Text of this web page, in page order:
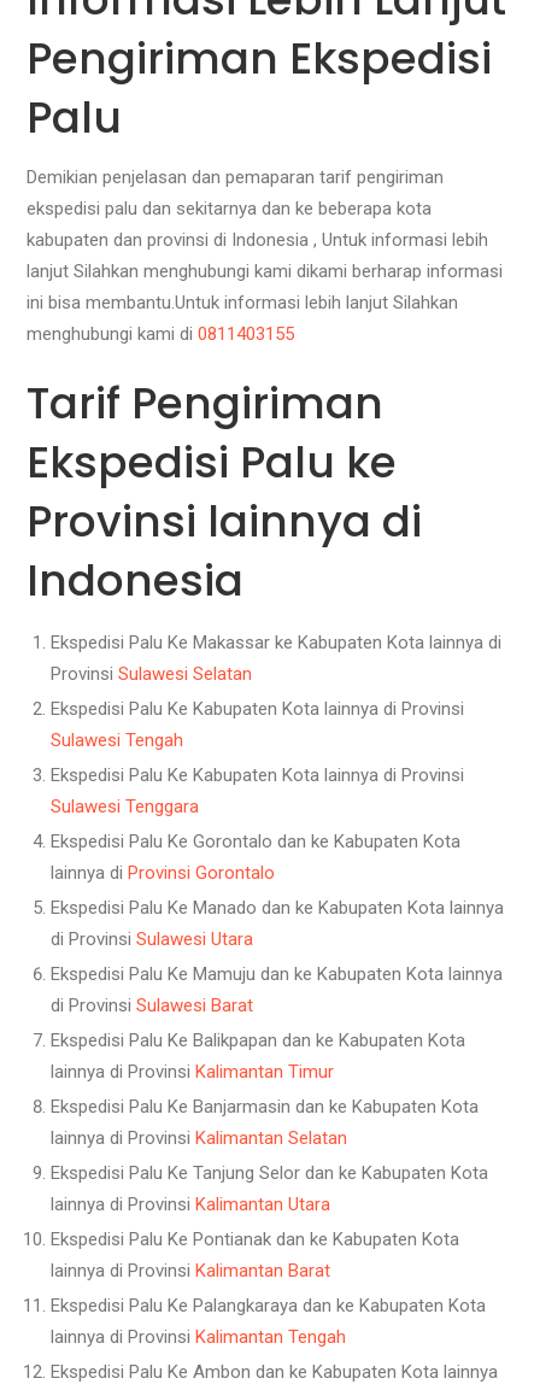
Pengiriman Ekspedisi
Palu
Demikian penjelasan dan pemaparan tarif pengiriman
ekspedisi palu dan sekitarnya dan ke beberapa kota
kabupaten dan provinsi di Indonesia , Untuk informasi lebih
lanjut Silahkan menghubungi kami dikami berharap informasi
ini bisa membantu.Untuk informasi lebih lanjut Silahkan
menghubungi kami di0811403155
Tarif Pengiriman
Ekspedisi Palu ke
Provinsi lainnya di
Indonesia
Ekspedisi Palu Ke Makassar ke Kabupaten Kota lainnya di
ProvinsiSulawesi Selatan
Ekspedisi Palu Ke Kabupaten Kota lainnya di Provinsi
Sulawesi Tengah
Ekspedisi Palu Ke Kabupaten Kota lainnya di Provinsi
Sulawesi Tenggara
Ekspedisi Palu Ke Gorontalo dan ke Kabupaten Kota
lainnya diProvinsi Gorontalo
Ekspedisi Palu Ke Manado dan ke Kabupaten Kota lainnya
di ProvinsiSulawesi Utara
Ekspedisi Palu Ke Mamuju dan ke Kabupaten Kota lainnya
di ProvinsiSulawesi Barat
Ekspedisi Palu Ke Balikpapan dan ke Kabupaten Kota
lainnya di ProvinsiKalimantan Timur
Ekspedisi Palu Ke Banjarmasin dan ke Kabupaten Kota
lainnya di ProvinsiKalimantan Selatan
Ekspedisi Palu Ke Tanjung Selor dan ke Kabupaten Kota
lainnya di ProvinsiKalimantan Utara
Ekspedisi Palu Ke Pontianak dan ke Kabupaten Kota
lainnya di ProvinsiKalimantan Barat
Ekspedisi Palu Ke Palangkaraya dan ke Kabupaten Kota
lainnya di ProvinsiKalimantan Tengah
Ekspedisi Palu Ke Ambon dan ke Kabupaten Kota lainnya